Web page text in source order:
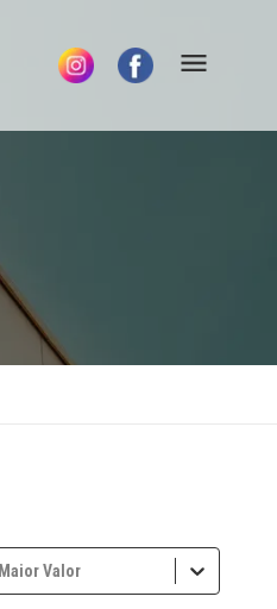
Maior Valor